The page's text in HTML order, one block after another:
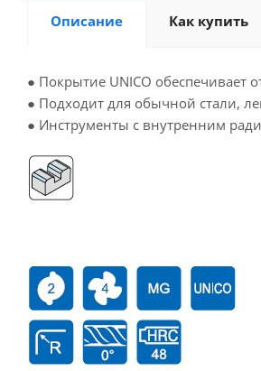
Описание Как купить
● Покрытие UNICO обеспечивает
● Подходит для обычной стали,
● Инструменты с внутренним